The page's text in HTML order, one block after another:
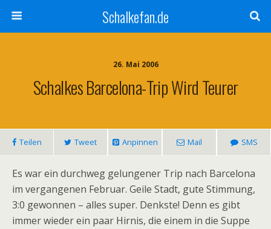
Schalkefan.de
26. Mai 2006
Schalkes Barcelona-Trip Wird Teurer
Teilen Tweet Anpinnen Mail SMS
Es war ein durchweg gelungener Trip nach Barcelona
im vergangenen Februar. Geile Stadt, gute Stimmung,
3:0 gewonnen – alles super. Denkste! Denn es gibt
immer wieder ein paar Hirnis, die einem in die Suppe